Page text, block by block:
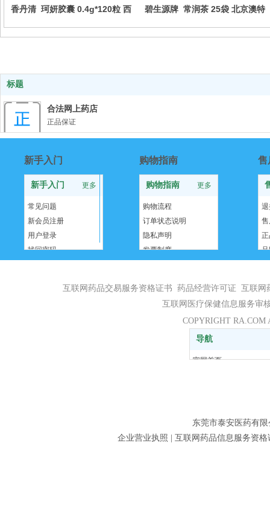
香丹清 珂妍胶囊 0.4g*120粒 西
碧生源牌 常润茶 25袋 北京澳特
标题
合法网上药店
正品保证
品牌授权
获得国家资质，权威认证
药监认证
数千个城市 货到付款
满79元包邮
新手入门 更多
常见问题
新会员注册
用户登录
找回密码
购物指南 更多
购物流程
订单状态说明
隐私声明
发票制度
新手入门 购物指南 售
导航
官网首页
儿童医药馆
互联网药品交易服务资格证书 药品经营许可证 互联
互联网医疗保健信息服务
COPYRIGHT RA.COM
东莞市泰安医药有限
企业营业执照 | 互联网药品信息服务资格